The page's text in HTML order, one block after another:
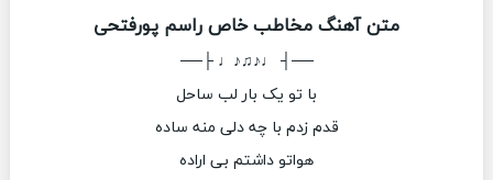
متن آهنگ مخاطب خاص راسم پورفتحی
──┤ ♩♪♫♪♩ ├──
با تو یک بار لب ساحل
قدم زدم با چه دلی منه ساده
هواتو داشتم بی اراده